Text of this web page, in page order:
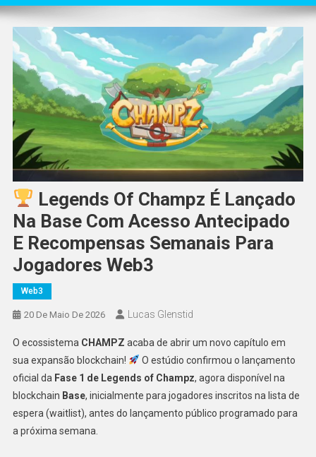
Legends Of Champz É Lançado
Na Base Com Acesso Antecipado
E Recompensas Semanais Para
Jogadores Web3
Web3
20 De Maio De 2026 Lucas Glenstid
O ecossistema CHAMPZ acaba de abrir um novo capítulo em
sua expansão blockchain!
O estúdio confirmou o lançamento
oficial da Fase 1 de Legends of Champz, agora disponível na
blockchain Base, inicialmente para jogadores inscritos na lista de
espera (waitlist), antes do lançamento público programado para
a próxima semana.